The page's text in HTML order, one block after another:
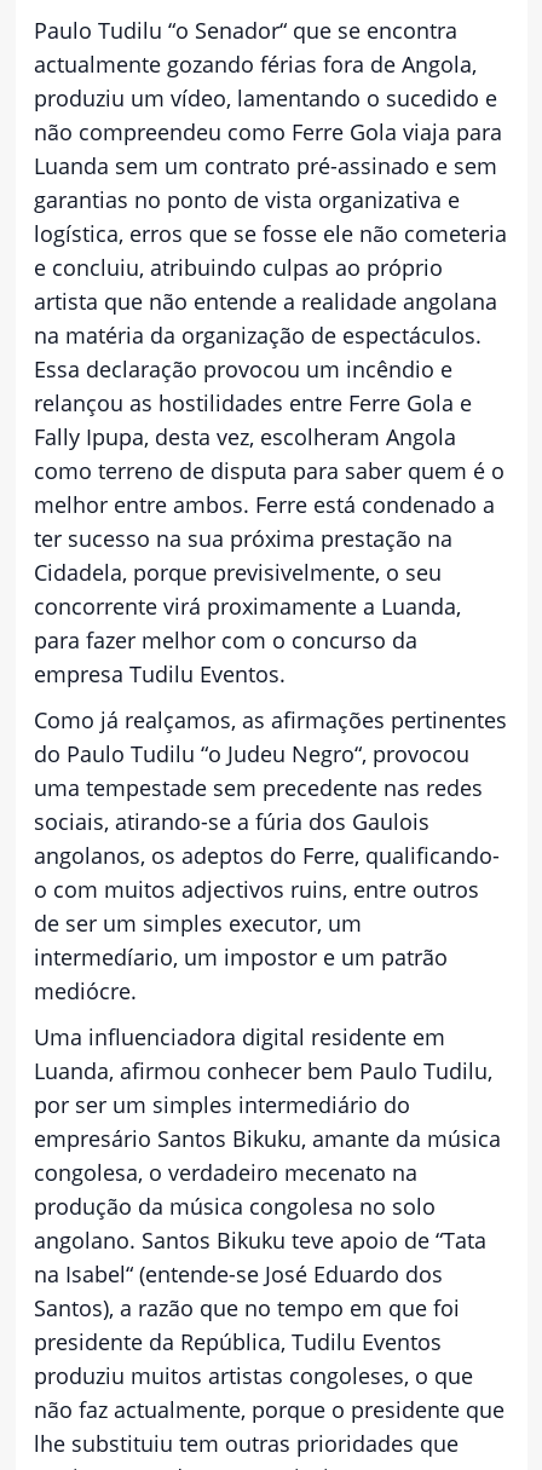
Paulo Tudilu “o Senador“ que se encontra
actualmente gozando férias fora de Angola,
produziu um vídeo, lamentando o sucedido e
não compreendeu como Ferre Gola viaja para
Luanda sem um contrato pré-assinado e sem
garantias no ponto de vista organizativa e
logística, erros que se fosse ele não cometeria
e concluiu, atribuindo culpas ao próprio
artista que não entende a realidade angolana
na matéria da organização de espectáculos.
Essa declaração provocou um incêndio e
relançou as hostilidades entre Ferre Gola e
Fally Ipupa, desta vez, escolheram Angola
como terreno de disputa para saber quem é o
melhor entre ambos. Ferre está condenado a
ter sucesso na sua próxima prestação na
Cidadela, porque previsivelmente, o seu
concorrente virá proximamente a Luanda,
para fazer melhor com o concurso da
empresa Tudilu Eventos.
Como já realçamos, as afirmações pertinentes
do Paulo Tudilu “o Judeu Negro“, provocou
uma tempestade sem precedente nas redes
sociais, atirando-se a fúria dos Gaulois
angolanos, os adeptos do Ferre, qualificando-
o com muitos adjectivos ruins, entre outros
de ser um simples executor, um
intermedíario, um impostor e um patrão
mediócre.
Uma influenciadora digital residente em
Luanda, afirmou conhecer bem Paulo Tudilu,
por ser um simples intermediário do
empresário Santos Bikuku, amante da música
congolesa, o verdadeiro mecenato na
produção da música congolesa no solo
angolano. Santos Bikuku teve apoio de “Tata
na Isabel“ (entende-se José Eduardo dos
Santos), a razão que no tempo em que foi
presidente da República, Tudilu Eventos
produziu muitos artistas congoleses, o que
não faz actualmente, porque o presidente que
lhe substituiu tem outras prioridades que